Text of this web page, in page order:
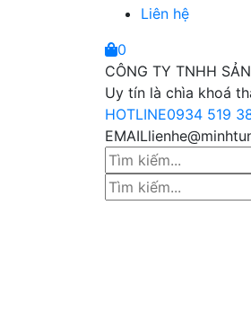
Liên hệ
0
CÔNG TY TNHH
Uy tín là chìa khoá
HOTLINE0934 519
EMAIL